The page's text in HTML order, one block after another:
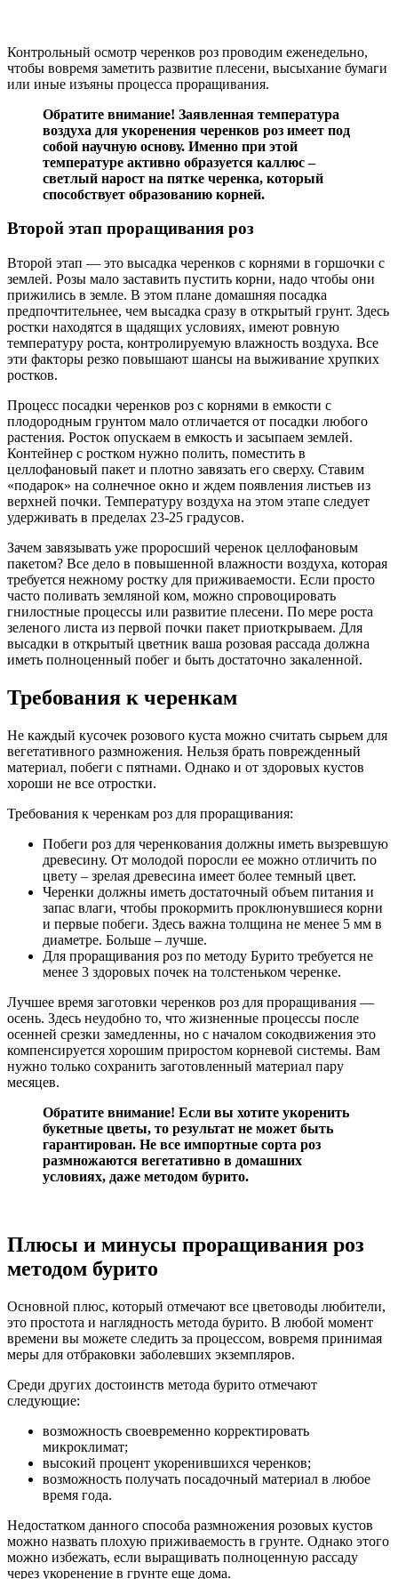
Контрольный осмотр черенков роз проводим еженедельно,
чтобы вовремя заметить развитие плесени, высыхание бумаги
или иные изъяны процесса проращивания.
Обратите внимание! Заявленная температура
воздуха для укоренения черенков роз имеет под
собой научную основу. Именно при этой
температуре активно образуется каллюс –
светлый нарост на пятке черенка, который
способствует образованию корней.
Второй этап проращивания роз
Второй этап — это высадка черенков с корнями в горшочки с
землей. Розы мало заставить пустить корни, надо чтобы они
прижились в земле. В этом плане домашняя посадка
предпочтительнее, чем высадка сразу в открытый грунт. Здесь
ростки находятся в щадящих условиях, имеют ровную
температуру роста, контролируемую влажность воздуха. Все
эти факторы резко повышают шансы на выживание хрупких
ростков.
Процесс посадки черенков роз с корнями в емкости с
плодородным грунтом мало отличается от посадки любого
растения. Росток опускаем в емкость и засыпаем землей.
Контейнер с ростком нужно полить, поместить в
целлофановый пакет и плотно завязать его сверху. Ставим
«подарок» на солнечное окно и ждем появления листьев из
верхней почки. Температуру воздуха на этом этапе следует
удерживать в пределах 23-25 градусов.
Зачем завязывать уже проросший черенок целлофановым
пакетом? Все дело в повышенной влажности воздуха, которая
требуется нежному ростку для приживаемости. Если просто
часто поливать земляной ком, можно спровоцировать
гнилостные процессы или развитие плесени. По мере роста
зеленого листа из первой почки пакет приоткрываем. Для
высадки в открытый цветник ваша розовая рассада должна
иметь полноценный побег и быть достаточно закаленной.
Требования к черенкам
Не каждый кусочек розового куста можно считать сырьем для
вегетативного размножения. Нельзя брать поврежденный
материал, побеги с пятнами. Однако и от здоровых кустов
хороши не все отростки.
Требования к черенкам роз для проращивания:
Побеги роз для черенкования должны иметь вызревшую
древесину. От молодой поросли ее можно отличить по
цвету – зрелая древесина имеет более темный цвет.
Черенки должны иметь достаточный объем питания и
запас влаги, чтобы прокормить проклюнувшиеся корни
и первые побеги. Здесь важна толщина не менее 5 мм в
диаметре. Больше – лучше.
Для проращивания роз по методу Бурито требуется не
менее 3 здоровых почек на толстеньком черенке.
Лучшее время заготовки черенков роз для проращивания —
осень. Здесь неудобно то, что жизненные процессы после
осенней срезки замедленны, но с началом сокодвижения это
компенсируется хорошим приростом корневой системы. Вам
нужно только сохранить заготовленный материал пару
месяцев.
Обратите внимание! Если вы хотите укоренить
букетные цветы, то результат не может быть
гарантирован. Не все импортные сорта роз
размножаются вегетативно в домашних
условиях, даже методом бурито.
Плюсы и минусы проращивания роз
методом бурито
Основной плюс, который отмечают все цветоводы любители,
это простота и наглядность метода бурито. В любой момент
времени вы можете следить за процессом, вовремя принимая
меры для отбраковки заболевших экземпляров.
Среди других достоинств метода бурито отмечают
следующие:
возможность своевременно корректировать
микроклимат;
высокий процент укоренившихся черенков;
возможность получать посадочный материал в любое
время года.
Недостатком данного способа размножения розовых кустов
можно назвать плохую приживаемость в грунте. Однако этого
можно избежать, если выращивать полноценную рассаду
через укоренение в грунте еще дома.